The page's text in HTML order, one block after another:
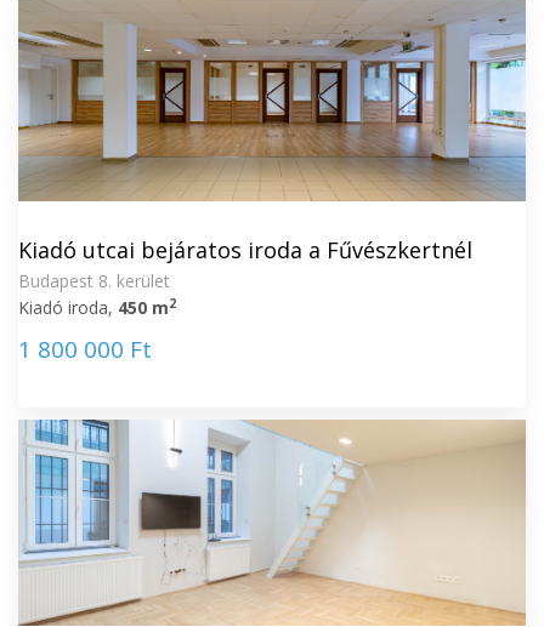
Kiadó utcai bejáratos iroda a Fűvészkertnél
Budapest 8. kerület
Kiadó iroda, 450 m2
1 800 000 Ft